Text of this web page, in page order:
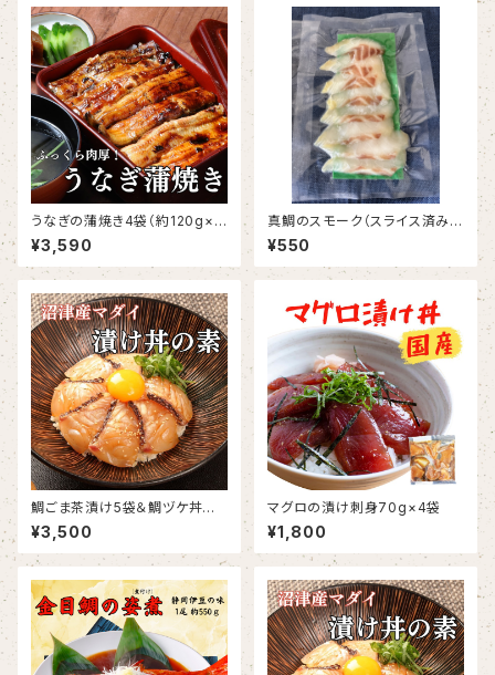
うなぎの蒲焼き4袋（約120g×
4）
¥3,590
真鯛のスモーク（スライス済み）1
袋60g
¥550
鯛ごま茶漬け5袋＆鯛ヅケ丼の
素5袋
¥3,500
マグロの漬け刺身70g×4袋
¥1,800